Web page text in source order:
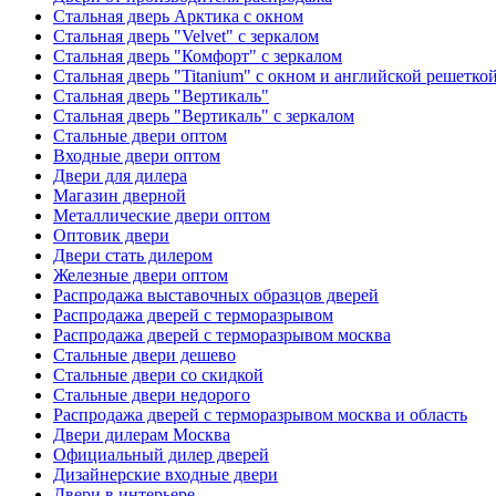
Стальная дверь Арктика с окном
Стальная дверь "Velvet" с зеркалом
Стальная дверь "Комфорт" с зеркалом
Стальная дверь "Titanium" с окном и английской
Стальная дверь "Вертикаль"
Стальная дверь "Вертикаль" с зеркалом
Стальные двери оптом
Входные двери оптом
Двери для дилера
Магазин дверной
Металлические двери оптом
Оптовик двери
Двери стать дилером
Железные двери оптом
Распродажа выставочных образцов дверей
Распродажа дверей с терморазрывом
Распродажа дверей с терморазрывом москва
Стальные двери дешево
Стальные двери со скидкой
Стальные двери недорого
Распродажа дверей с терморазрывом москва и область
Двери дилерам Москва
Официальный дилер дверей
Дизайнерские входные двери